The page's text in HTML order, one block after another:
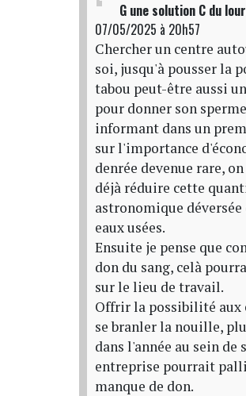
G une solution C du
07/05/2025 à 20h57
Chercher un centre
soi, jusqu'à pousser la
tabou peut-être aussi
pour donner son
informant dans un
sur l'importance
denrée devenue rare,
déjà réduire cette
astronomique déversée
eaux usées.
Ensuite je pense que
don du sang, celà
sur le lieu de travail.
Offrir la possibilité aux
se branler la nouille,
dans l'année au sein de
entreprise pourrait
manque de don.